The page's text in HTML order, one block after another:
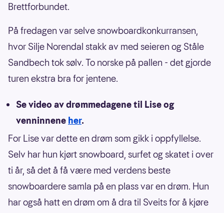
Brettforbundet.
På fredagen var selve snowboardkonkurransen,
hvor Silje Norendal stakk av med seieren og Ståle
Sandbech tok sølv. To norske på pallen - det gjorde
turen ekstra bra for jentene.
Se video av drømmedagene til Lise og
venninnene her.
For Lise var dette en drøm som gikk i oppfyllelse.
Selv har hun kjørt snowboard, surfet og skatet i over
ti år, så det å få være med verdens beste
snowboardere samla på en plass var en drøm. Hun
har også hatt en drøm om å dra til Sveits for å kjøre